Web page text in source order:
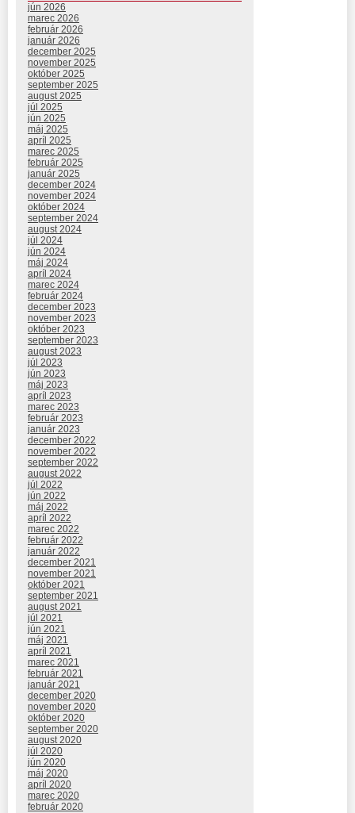
jún 2026
marec 2026
február 2026
január 2026
december 2025
november 2025
október 2025
september 2025
august 2025
júl 2025
jún 2025
máj 2025
apríl 2025
marec 2025
február 2025
január 2025
december 2024
november 2024
október 2024
september 2024
august 2024
júl 2024
jún 2024
máj 2024
apríl 2024
marec 2024
február 2024
december 2023
november 2023
október 2023
september 2023
august 2023
júl 2023
jún 2023
máj 2023
apríl 2023
marec 2023
február 2023
január 2023
december 2022
november 2022
september 2022
august 2022
júl 2022
jún 2022
máj 2022
apríl 2022
marec 2022
február 2022
január 2022
december 2021
november 2021
október 2021
september 2021
august 2021
júl 2021
jún 2021
máj 2021
apríl 2021
marec 2021
február 2021
január 2021
december 2020
november 2020
október 2020
september 2020
august 2020
júl 2020
jún 2020
máj 2020
apríl 2020
marec 2020
február 2020